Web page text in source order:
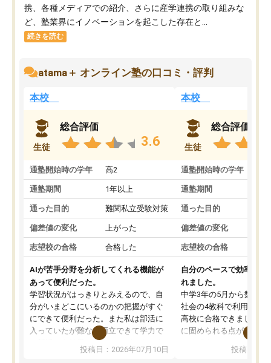
携、各種メディアでの紹介、さらに産学連携の取り組みな
ど、塾業界にイノベーションを起こした存在と...
続きを読む
atama＋ オンライン塾の口コミ・評判
本校
生徒
総合評価
3.6
通塾開始時の学年 高2
通塾期間 1年以上
通った目的 難関私立受験対策
偏差値の変化 上がった
志望校の合格 合格した
AIが苦手分野を分析してくれる機能が
あって便利だった。
学習状況がはっきりとみえるので、自
分がいまどこにいるのかの把握がすぐ
にできて便利だった。また私は部活に
入っていたが難なく両立できて学力で
も部活でも結果を残すことができてよ
かった。また問題演習の際に、自分が
投稿日：2026年07月10日
本校
生徒
総合評価
通塾開始時の学年
通塾期間
通った目的
偏差値の変化
志望校の合格
自分のペースで効率よく
れました。
中学3年の5月から数学・
社会の4教科で利用し、
高校に合格できました。
に固められる点が魅力で
項目のおかげで、手軽
投稿日：